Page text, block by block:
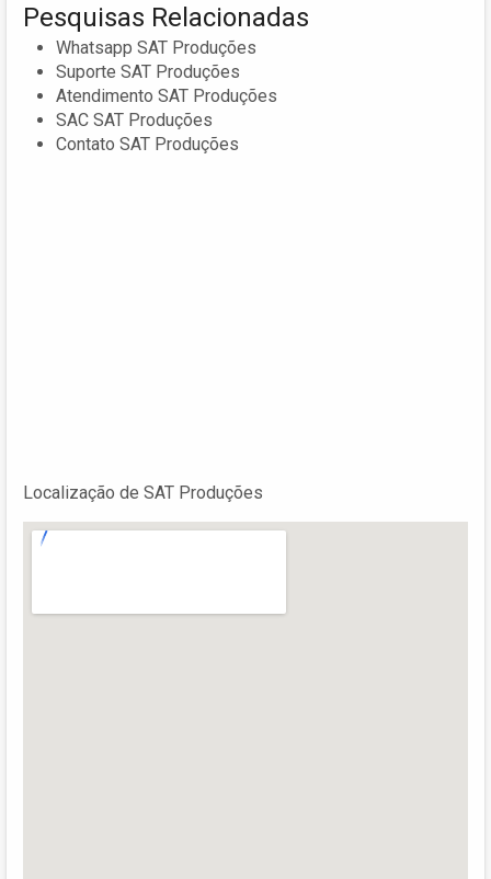
Pesquisas Relacionadas
Whatsapp SAT Produções
Suporte SAT Produções
Atendimento SAT Produções
SAC SAT Produções
Contato SAT Produções
Localização de SAT Produções